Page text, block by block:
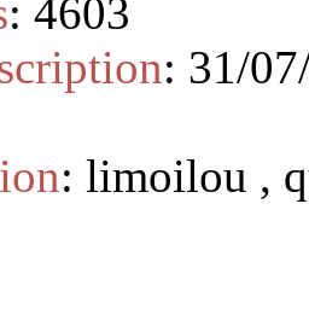
: 4603
: 31/
: limoilou ,